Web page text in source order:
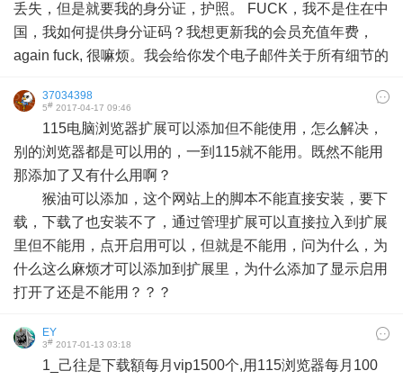
丢失，但是就要我的身分证，护照。 FUCK，我不是住在中
国，我如何提供身分证码？我想更新我的会员充值年费，
again fuck, 很嘛烦。我会给你发个电子邮件关于所有细节的
37034398
5# 2017-04-17 09:46
115电脑浏览器扩展可以添加但不能使用，怎么解决，
别的浏览器都是可以用的，一到115就不能用。既然不能用
那添加了又有什么用啊？
猴油可以添加，这个网站上的脚本不能直接安装，要下
载，下载了也安装不了，通过管理扩展可以直接拉入到扩展
里但不能用，点开启用可以，但就是不能用，问为什么，为
什么这么麻烦才可以添加到扩展里，为什么添加了显示启用
打开了还是不能用？？？
EY
3# 2017-01-13 03:18
1_己往是下载額每月vip1500个,用115浏览器每月100